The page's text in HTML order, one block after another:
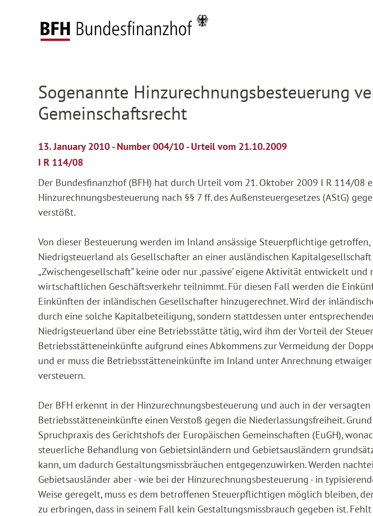
Federal Fiscal Court
Sogenannte Hinzurechnungsbesteuerung
Gemeinschaftsrecht
13. January 2010 - Number 004/10 - Urteil vom 21.10.2009
I R 114/08
Der Bundesfinanzhof (BFH) hat durch Urteil vom 21. Oktober 2009 I R 114/08
Hinzurechnungsbesteuerung nach §§ 7 ff. des Außensteuergesetzes (AStG)
verstößt.
Von dieser Besteuerung werden im Inland ansässige Steuerpflichtige getroffen,
Niedrigsteuerland als Gesellschafter an einer ausländischen
„Zwischengesellschaft“ keine oder nur ‚passive’ eigene Aktivität entwickelt und
wirtschaftlichen Geschäftsverkehr teilnimmt. Für diesen Fall werden die
Einkünften der inländischen Gesellschafter hinzugerechnet. Wird der
durch eine solche Kapitalbeteiligung, sondern stattdessen unter
Niedrigsteuerland über eine Betriebsstätte tätig, wird ihm der Vorteil der
Betriebsstätteneinkünfte aufgrund eines Abkommens zur Vermeidung der
und er muss die Betriebsstätteneinkünfte im Inland unter Anrechnung
versteuern.
Der BFH erkennt in der Hinzurechnungsbesteuerung und auch in der
Betriebsstätteneinkünfte einen Verstoß gegen die Niederlassungsfreiheit.
Spruchpraxis des Gerichtshofs der Europäischen Gemeinschaften (EuGH),
steuerliche Behandlung von Gebietsinländern und Gebietsausländern
kann, um dadurch Gestaltungsmissbräuchen entgegenzuwirken. Werden
Gebietsausländer aber - wie bei der Hinzurechnungsbesteuerung - in
Weise geregelt, muss es dem betroffenen Steuerpflichtigen möglich bleiben,
zu erbringen, dass in seinem Fall kein Gestaltungsmissbrauch gegeben ist.